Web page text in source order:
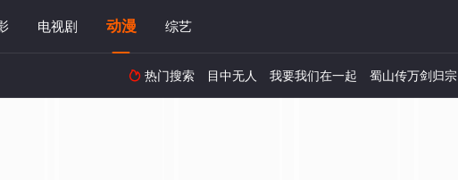
电视剧 动漫 综艺
 热门搜索 目中无人 我要我们在一起 蜀山传万剑归宗